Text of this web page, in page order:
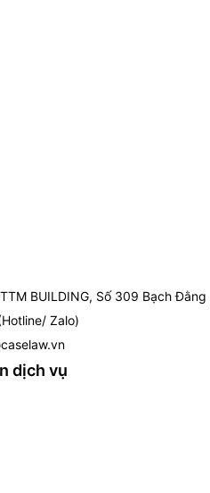
BUILDING, Số 309 Bạch
Zalo)
dịch vụ